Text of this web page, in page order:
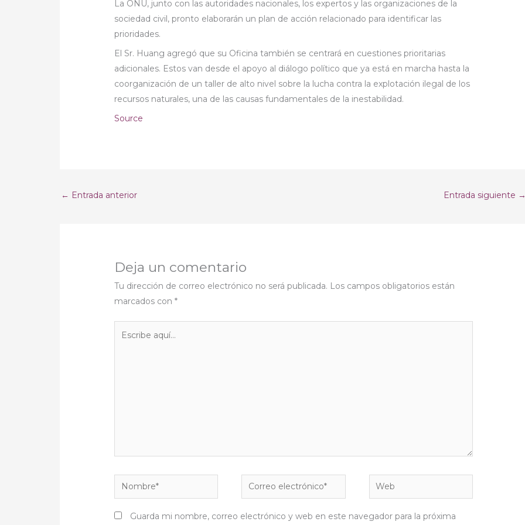
La ONU, junto con las autoridades nacionales, los expertos y las organizaciones de la
sociedad civil, pronto elaborarán un plan de acción relacionado para identificar las
prioridades.
El Sr. Huang agregó que su Oficina también se centrará en cuestiones prioritarias
adicionales. Estos van desde el apoyo al diálogo político que ya está en marcha hasta la
coorganización de un taller de alto nivel sobre la lucha contra la explotación ilegal de los
recursos naturales, una de las causas fundamentales de la inestabilidad.
Source
← Entrada anterior Entrada siguiente
Deja un comentario
Tu dirección de correo electrónico no será publicada. Los campos obligatorios están
marcados con*
Nombre*
Correo
electrónico*
Web
Guarda mi nombre, correo electrónico y web en este navegador para la próxima